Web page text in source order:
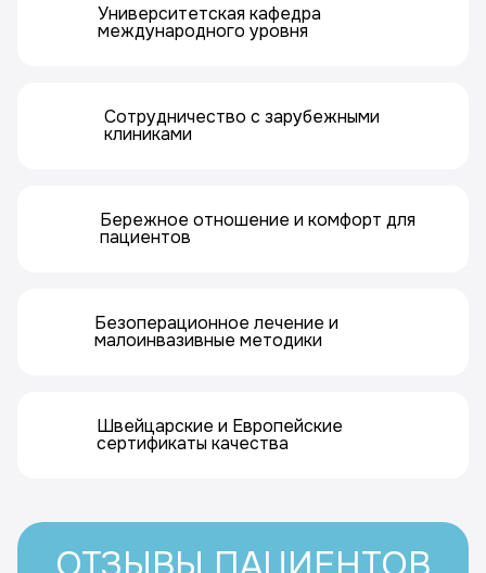
Университетская кафедра
международного уровня
Сотрудничество с зарубежными
клиниками
Бережное отношение и комфорт для
пациентов
Безоперационное лечение и
малоинвазивные методики
Швейцарские и Европейские
сертификаты качества